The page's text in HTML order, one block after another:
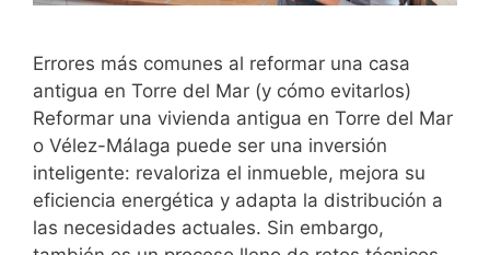
Errores más comunes al reformar una casa
antigua en Torre del Mar (y cómo evitarlos)
Reformar una vivienda antigua en Torre del Mar
o Vélez-Málaga puede ser una inversión
inteligente: revaloriza el inmueble, mejora su
eficiencia energética y adapta la distribución a
las necesidades actuales. Sin embargo,